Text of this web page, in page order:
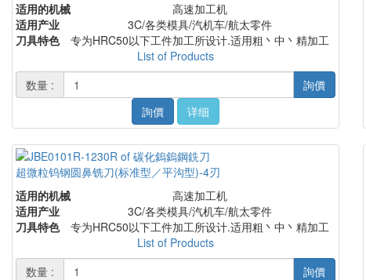
适用的机械
高速加工机
适用产业
3C/各类模具/汽机车/航太零件
刀具特色
专为HRC50以下工件加工所设计.适用粗丶中丶精加工
List of Products
数量 :
詢價
詢價
详细
超微粒钨钢圆鼻铣刀(标准型／平沟型)-4刃
适用的机械
高速加工机
适用产业
3C/各类模具/汽机车/航太零件
刀具特色
专为HRC50以下工件加工所设计.适用粗丶中丶精加工
List of Products
数量 :
詢價